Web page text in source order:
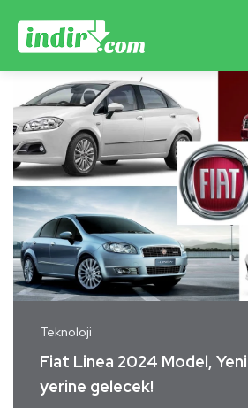
Teknoloji
Fiat Linea 2024 Model, Yeni
yerine gelecek!